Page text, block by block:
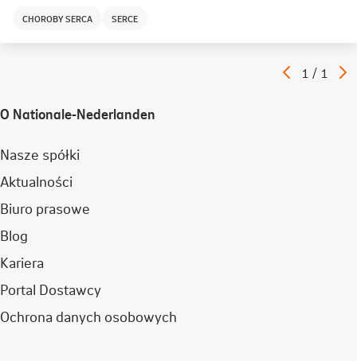
Poprzedni
artykuł
Artykuł
1 / 1
CHOROBY SERCA SERCE
O Nationale-Nederlanden
Nasze spółki
Aktualności
Biuro prasowe
Blog
Kariera
Portal Dostawcy
Ochrona danych osobowych